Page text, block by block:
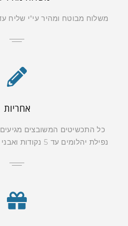
משלוח מבוטח ומהיר עי"י שליח
אחריות
כל התכשיטים המשובצים
נפילת יהלומים עד 5 נקודות ואבני חן עד חצי קארט לשנה.